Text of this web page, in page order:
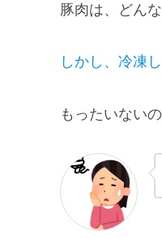
豚肉は、どん
しかし、冷凍
もったいない